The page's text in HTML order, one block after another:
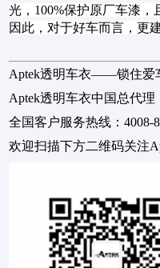
光，100%保护原厂车漆，
因此，对于好车而言，更
Aptek透明车衣——锁住爱
Aptek透明车衣中国总代理
全国客户服务热线：4008-
欢迎扫描下方二维码关注